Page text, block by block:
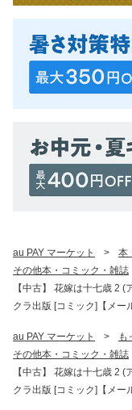
au PAY マーケット > 本
その他本・コミック・雑誌
【中古】 花嫁は十七歳 2
クラ出版 [コミック]【メー
au PAY マーケット > も
その他本・コミック・雑誌
【中古】 花嫁は十七歳 2
クラ出版 [コミック]【メー